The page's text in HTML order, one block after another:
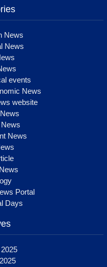
News
News
events
News
website
News
Portal
Days